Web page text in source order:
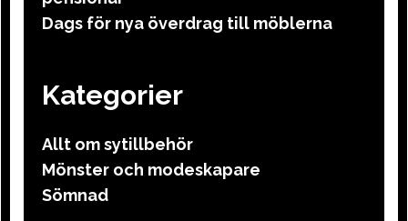
Dags för nya överdrag till möblerna
Kategorier
Allt om sytillbehör
Mönster och modeskapare
Sömnad